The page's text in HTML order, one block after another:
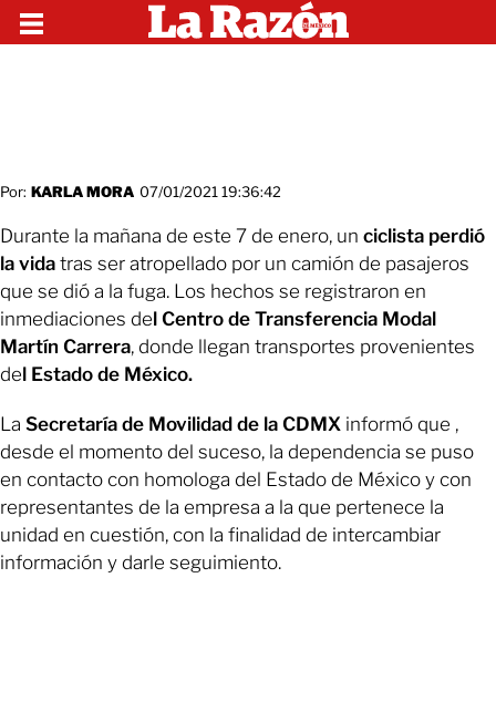
Por: KARLA MORA 07/01/2021 19:36:42
Durante la mañana de este 7 de enero, un ciclista perdió
la vida tras ser atropellado por un camión de pasajeros
que se dió a la fuga. Los hechos se registraron en
inmediaciones del Centro de Transferencia Modal
Martín Carrera, donde llegan transportes provenientes
del Estado de México.
La Secretaría de Movilidad de la CDMX informó que ,
desde el momento del suceso, la dependencia se puso
en contacto con homologa del Estado de México y con
representantes de la empresa a la que pertenece la
unidad en cuestión, con la finalidad de intercambiar
información y darle seguimiento.